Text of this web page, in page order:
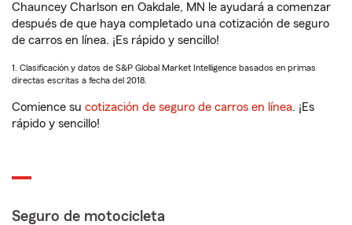
Chauncey Charlson en Oakdale, MN le ayudará a comenzar
después de que haya completado una cotización de seguro
de carros en línea. ¡Es rápido y sencillo!
1. Clasificación y datos de S&P Global Market Intelligence basados en primas
directas escritas a fecha del 2018.
Comience su cotización de seguro de carros en línea. ¡Es
rápido y sencillo!
Seguro de motocicleta